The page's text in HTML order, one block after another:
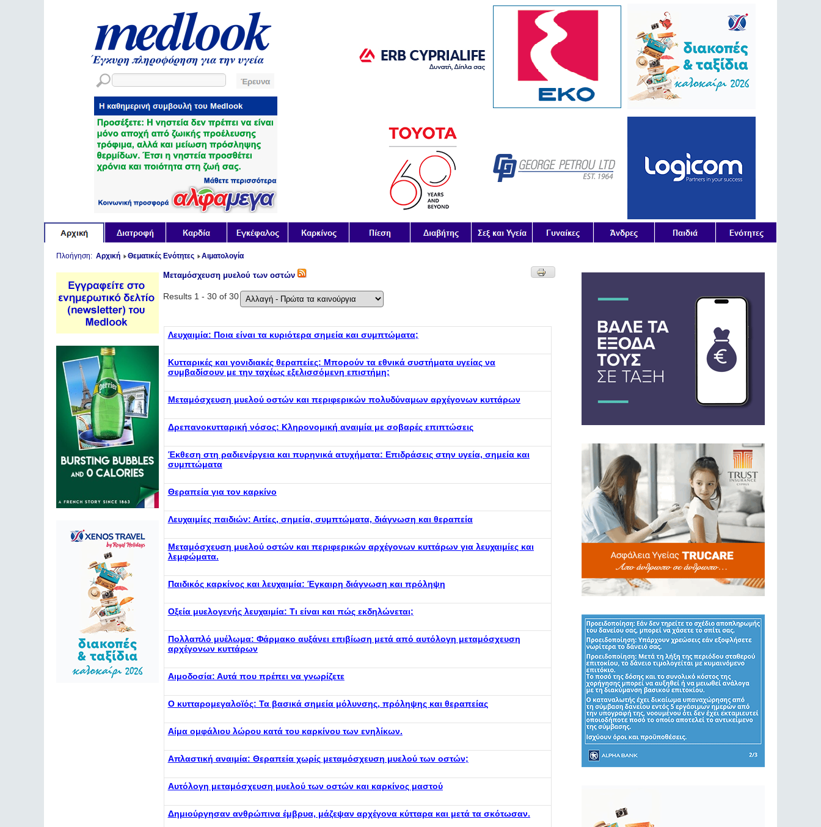
Πλοήγηση: Αρχική Θεματικές Ενότητες Αιματολογία
Μεταμόσχευση μυελού των οστών
Results 1 - 30 of 30
Λευχαιμία: Ποια είναι τα κυριότερα σημεία και συμπτώματα;
Κυτταρικές και γονιδιακές θεραπείες: Μπορούν τα εθνικά συστήματα υγείας να
συμβαδίσουν με την ταχέως εξελισσόμενη επιστήμη;
Μεταμόσχευση μυελού οστών και περιφερικών πολυδύναμων αρχέγονων κυττάρων
Δρεπανοκυτταρική νόσος: Κληρονομική αναιμία με σοβαρές επιπτώσεις
Έκθεση στη ραδιενέργεια και πυρηνικά ατυχήματα: Επιδράσεις στην υγεία, σημεία και
συμπτώματα
Θεραπεία για τον καρκίνο
Λευχαιμίες παιδιών: Αιτίες, σημεία, συμπτώματα, διάγνωση και θεραπεία
Μεταμόσχευση μυελού οστών και περιφερικών αρχέγονων κυττάρων για λευχαιμίες και
λεμφώματα.
Παιδικός καρκίνος και λευχαιμία: Έγκαιρη διάγνωση και πρόληψη
Οξεία μυελογενής λευχαιμία: Τι είναι και πώς εκδηλώνεται;
Πολλαπλό μυέλωμα: Φάρμακο αυξάνει επιβίωση μετά από αυτόλογη μεταμόσχευση
αρχέγονων κυττάρων
Αιμοδοσία: Αυτά που πρέπει να γνωρίζετε
O κυτταρομεγαλοϊός: Τα βασικά σημεία μόλυνσης, πρόληψης και θεραπείας
Αίμα ομφάλιου λώρου κατά του καρκίνου των ενηλίκων.
Απλαστική αναιμία: Θεραπεία χωρίς μεταμόσχευση μυελού των οστών;
Αυτόλογη μεταμόσχευση μυελού των οστών και καρκίνος μαστού
Δημιούργησαν ανθρώπινα έμβρυα, μάζεψαν αρχέγονα κύτταρα και μετά τα σκότωσαν.